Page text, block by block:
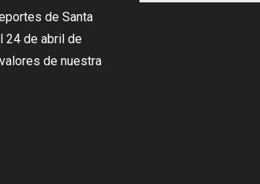
de Santa
24 de abril de
de nuestra